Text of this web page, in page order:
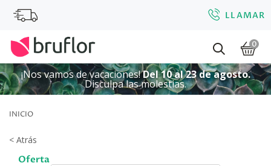
LLAMAR
0
¡Nos vamos de vacaciones!Del 10 al 23 de agosto.
Disculpa las molestias.
INICIO
< Atrás
Oferta